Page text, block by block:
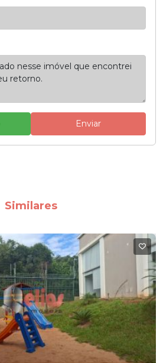
Enviar
Similares